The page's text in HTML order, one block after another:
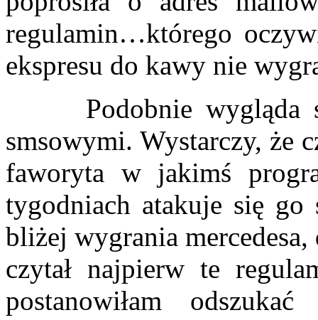
regulamin…którego
ekspresu do kawy nie
Podobnie wygląda
smsowymi. Wystarczy, że
faworyta w jakimś
tygodniach atakuje się
bliżej wygrania
czytał najpierw te
postanowiłam